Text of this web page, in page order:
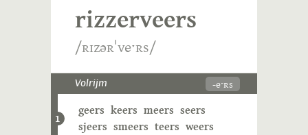
rizzerveers
/ʀɪzəʀˈveˑʀs/
Volrijm -eˑʀs
1
geers keers meers seers
sjeers smeers teers weers